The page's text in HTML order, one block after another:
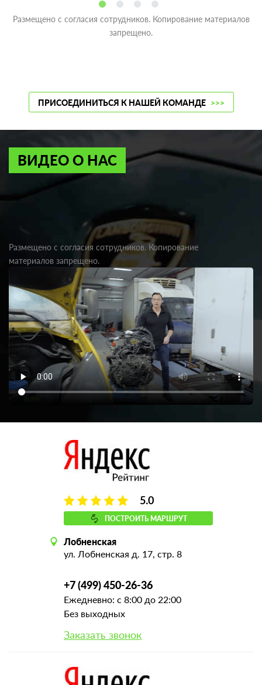
Размещено с согласия сотрудников. Копирование материалов
запрещено.
ПРИСОЕДИНИТЬСЯ К НАШЕЙ КОМАНДЕ >>>
ВИДЕО О НАС
Размещено с согласия сотрудников. Копирование
материалов запрещено.
5.0
ПОСТРОИТЬ МАРШРУТ
Лобненская
ул. Лобненская д. 17, стр. 8
+7 (499) 450-26-36
Ежедневно: с 8:00 до 22:00
Без выходных
Заказать звонок